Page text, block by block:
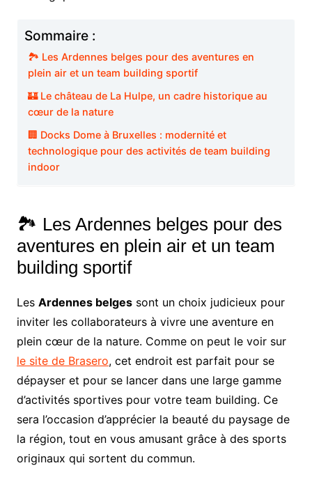
Sommaire :
🏞️ Les Ardennes belges pour des aventures en
plein air et un team building sportif
🏰 Le château de La Hulpe, un cadre historique au
cœur de la nature
🏢 Docks Dome à Bruxelles : modernité et
technologique pour des activités de team building
indoor
🏞️ Les Ardennes belges pour des
aventures en plein air et un team
building sportif
Les Ardennes belgessont un choix judicieux pour
inviter les collaborateurs à vivre une aventure en
plein cœur de la nature. Comme on peut le voir sur
le site de Brasero, cet endroit est parfait pour se
dépayser et pour se lancer dans une large gamme
d’activités sportives pour votre team building. Ce
sera l’occasion d’apprécier la beauté du paysage de
la région, tout en vous amusant grâce à des sports
originaux qui sortent du commun.